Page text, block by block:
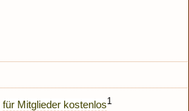
für Mitglieder kostenlos1